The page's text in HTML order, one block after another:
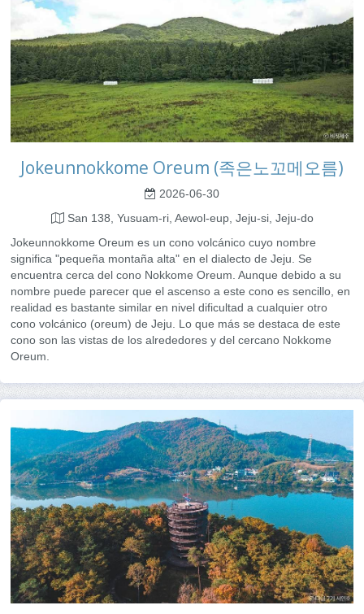
Jokeunnokkome Oreum (족은노꼬메오름)
2026-06-30
San 138, Yusuam-ri, Aewol-eup, Jeju-si, Jeju-do
Jokeunnokkome Oreum es un cono volcánico cuyo nombre
significa "pequeña montaña alta" en el dialecto de Jeju. Se
encuentra cerca del cono Nokkome Oreum. Aunque debido a su
nombre puede parecer que el ascenso a este cono es sencillo, en
realidad es bastante similar en nivel dificultad a cualquier otro
cono volcánico (oreum) de Jeju. Lo que más se destaca de este
cono son las vistas de los alrededores y del cercano Nokkome
Oreum.